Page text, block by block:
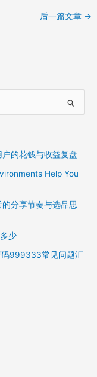
后一篇文章 →
的花钱与收益复盘
Help You
分享节奏与选品思
少
码999333常见问题汇